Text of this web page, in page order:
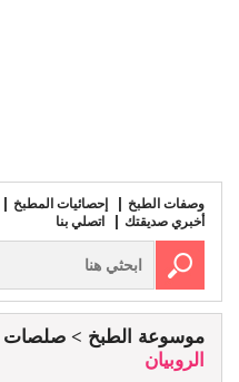
وصفات الطبخ إحصائيات المطبخ
أخبري صديقتك
اتصلي بنا
موسوعة الطبخ صلصات
الروبيان